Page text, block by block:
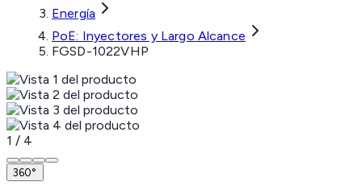
Energía
PoE: Inyectores y Largo Alcance
FGSD-1022VHP
1 / 4
360°